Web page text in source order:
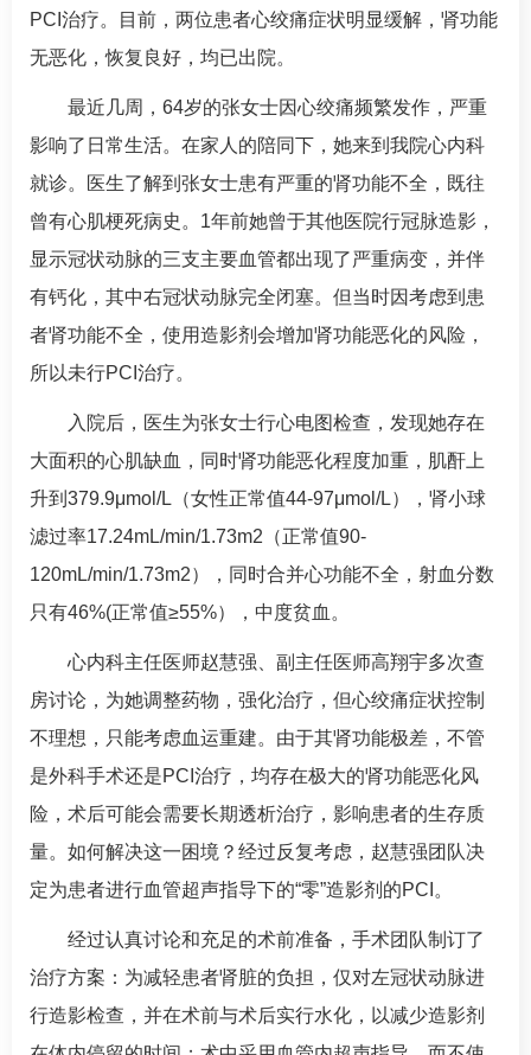
PCI治疗。目前，两位患者心绞痛症状明显缓解，肾功能
无恶化，恢复良好，均已出院。
最近几周， 64岁的张女士因心绞痛频繁发作，严重
影响了日常生活。在家人的陪同下，她来到我院心内科
就诊。医生了解到张女士患有严重的肾功能不全，既往
曾有心肌梗死病史。1年前她曾于其他医院行冠脉造影，
显示冠状动脉的三支主要血管都出现了严重病变，并伴
有钙化，其中右冠状动脉完全闭塞。但当时因考虑到患
者肾功能不全，使用造影剂会增加肾功能恶化的风险，
所以未行PCI治疗。
入院后，医生为张女士行心电图检查，发现她存在
大面积的心肌缺血，同时肾功能恶化程度加重，肌酐上
升到 379.9μmol/L（女性正常值44-97μmol/L），肾小球
滤过率17.24mL/min/1.73m2（正常值90-
120mL/min/1.73m2），同时合并心功能不全，射血分数
只有46%(正常值≥55%），中度贫血。
心内科主任医师赵慧强 、副主任医师高翔宇多次查
房讨论，为她调整药物，强化治疗，但心绞痛症状控制
不理想，只能考虑血运重建。由于其肾功能极差，不管
是外科手术还是PCI 治疗，均存在极大的肾功能恶化风
险，术后可能会需要长期透析治疗，影响患者的生存质
量。如何解决这一困境？经过反复考虑， 赵慧强团队决
定为患者进行血管超声指导下的“零”造影剂的PCI。
经过认真讨论和充足的术前准备，手术团队制订了
治疗方案：为减轻患者肾脏的负担，仅对左冠状动脉进
行造影检查，并在术前与术后实行水化，以减少造影剂